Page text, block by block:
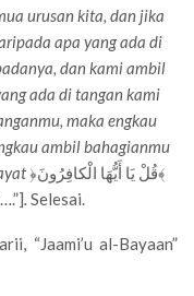
urusan kita, dan jika
apa yang ada di
dan kami ambil
ada di tangan kami
maka engkau
ambil bahagianmu
﴿قُلْ يَا أَيُّهَا الْكافِرُونَ﴾
. Selesai.
“Jaami’u al-Bayaan”